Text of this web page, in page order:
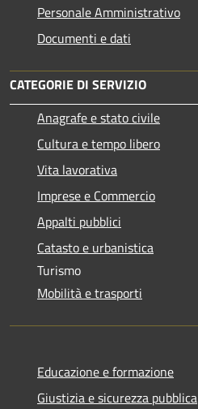
Personale Amministrativo
Documenti e dati
CATEGORIE DI SERVIZIO
Anagrafe e stato civile
Cultura e tempo libero
Vita lavorativa
Imprese e Commercio
Appalti pubblici
Catasto e urbanistica
Turismo
Mobilità e trasporti
Educazione e formazione
Giustizia e sicurezza pubblica